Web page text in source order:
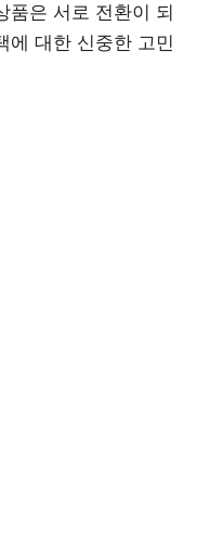
품은 서로 전환이 되
에 대한 신중한 고민